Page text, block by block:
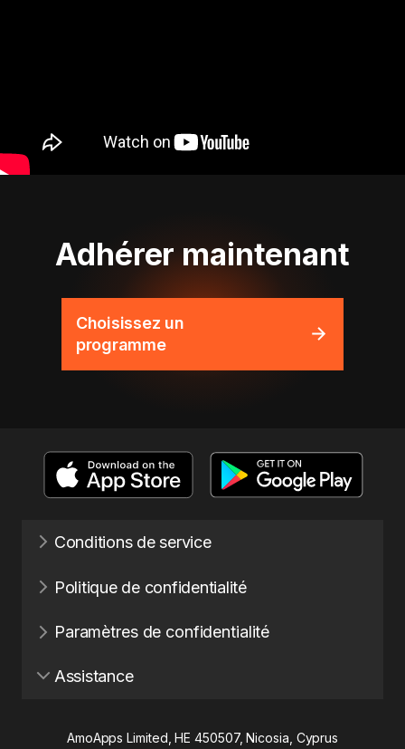
Adhérer maintenant
Choisissez un
programme
Conditions de service
Politique de confidentialité
Paramètres de confidentialité
Assistance
AmoApps Limited, HE 450507, Nicosia, Cyprus